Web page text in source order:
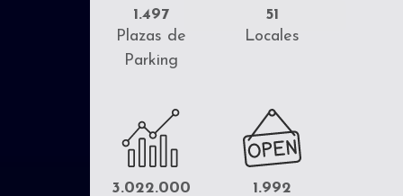
1.497
Plazas de
Parking
51
Locales
3.022.000 1.992